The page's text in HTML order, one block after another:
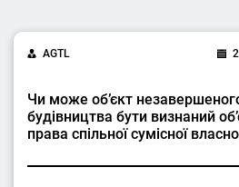
AGTL
Чи може об’єкт
будівництва бути визнаний
права спільної сумісної